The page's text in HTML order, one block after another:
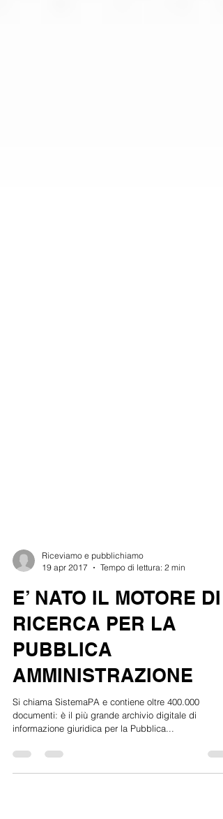
19 apr 2017
Tempo di lettura: 2 min
E’ NATO IL MOTORE DI
RICERCA PER LA
PUBBLICA
AMMINISTRAZIONE
Si chiama SistemaPA e contiene oltre 400.000
informazione giuridica per la Pubblica...